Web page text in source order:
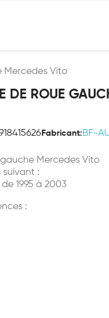
Mercedes Vito
DE ROUE
Fabricant: BF-
Mercedes Vito
suivant :
1995 à 2003
: